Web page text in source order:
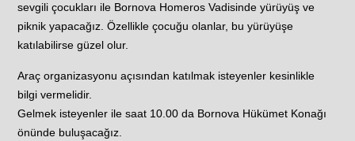
sevgili çocukları ile Bornova Homeros Vadisinde yürüyüş ve
piknik yapacağız. Özellikle çocuğu olanlar, bu yürüyüşe
katılabilirse güzel olur.
Araç organizasyonu açısından katılmak isteyenler kesinlikle
bilgi vermelidir.
Gelmek isteyenler ile saat 10.00 da Bornova Hükümet Konağı
önünde buluşacağız.